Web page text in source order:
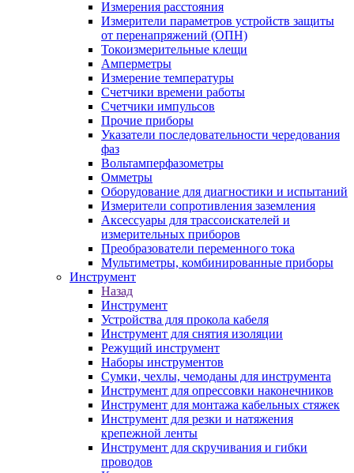
Измерения расстояния
Измерители параметров устройств защиты
от перенапряжений (ОПН)
Токоизмерительные клещи
Амперметры
Измерение температуры
Счетчики времени работы
Счетчики импульсов
Прочие приборы
Указатели последовательности чередования
фаз
Вольтамперфазометры
Омметры
Оборудование для диагностики и испытаний
Измерители сопротивления заземления
Аксессуары для трассоискателей и
измерительных приборов
Преобразователи переменного тока
Мультиметры, комбинированные приборы
Инструмент
Назад
Инструмент
Устройства для прокола кабеля
Инструмент для снятия изоляции
Режущий инструмент
Наборы инструментов
Сумки, чехлы, чемоданы для инструмента
Инструмент для опрессовки наконечников
Инструмент для монтажа кабельных стяжек
Инструмент для резки и натяжения
крепежной ленты
Инструмент для скручивания и гибки
проводов